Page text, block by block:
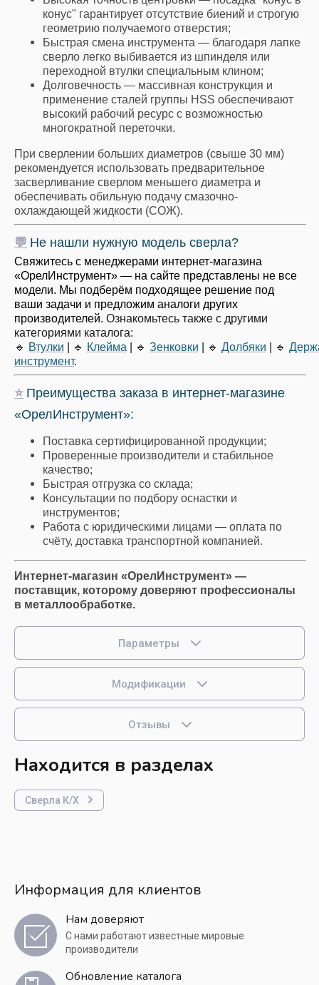
конус" гарантирует отсутствие биений и строгую
геометрию получаемого отверстия;
Быстрая смена инструмента — благодаря лапке
сверло легко выбивается из шпинделя или
переходной втулки специальным клином;
Долговечность — массивная конструкция и
применение сталей группы HSS обеспечивают
высокий рабочий ресурс с возможностью
многократной переточки.
При сверлении больших диаметров (свыше 30 мм)
рекомендуется использовать предварительное
засверливание сверлом меньшего диаметра и
обеспечивать обильную подачу смазочно-
охлаждающей жидкости (СОЖ).
💬 Не нашли нужную модель сверла?
Свяжитесь с менеджерами интернет-магазина
«ОрелИнструмент» — на сайте представлены не все
модели. Мы подберём подходящее решение под
ваши задачи и предложим аналоги других
производителей. Ознакомьтесь также с другими
категориями каталога:
🔹 Втулки 🔹 Клейма 🔹 Зенковки 🔹 Долбяки 🔹
инструмент.
⭐ Преимущества заказа в интернет-магазине
«ОрелИнструмент»:
Поставка сертифицированной продукции;
Проверенные производители и стабильное
качество;
Быстрая отгрузка со склада;
Консультации по подбору оснастки и
инструментов;
Работа с юридическими лицами — оплата по
счёту, доставка транспортной компанией.
Интернет-магазин «ОрелИнструмент» —
поставщик, которому доверяют профессионалы
в металлообработке.
Параметры
Модификации
Отзывы
Находится в разделах
Сверла К/Х
Информация для клиентов
Нам доверяют
С нами работают известные мировые
производители
Обновление каталога